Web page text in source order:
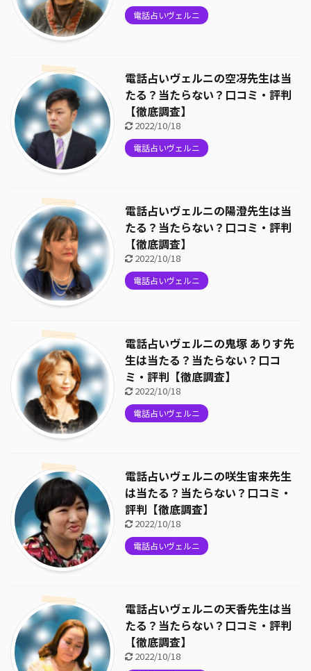
電話占いヴェルニ
電話占いヴェルニの空冴先生は当
たる？当たらない？口コミ・評判
【徹底調査】
2022/10/18
電話占いヴェルニ
電話占いヴェルニの陽澄先生は当
たる？当たらない？口コミ・評判
【徹底調査】
2022/10/18
電話占いヴェルニ
電話占いヴェルニの鬼塚 ありす先
生は当たる？当たらない？口コ
ミ・評判【徹底調査】
2022/10/18
電話占いヴェルニ
電話占いヴェルニの咲生宙来先生
は当たる？当たらない？口コミ・
評判【徹底調査】
2022/10/18
電話占いヴェルニ
電話占いヴェルニの天香先生は当
たる？当たらない？口コミ・評判
【徹底調査】
2022/10/18